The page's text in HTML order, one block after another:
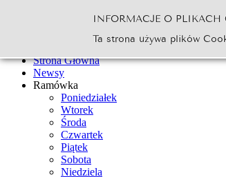
Go
Strona Główna
Newsy
Ramówka
Poniedziałek
Wtorek
Środa
Czwartek
Piątek
Sobota
Niedziela
INFORMACJE O PLIKACH
Ta strona używa plików